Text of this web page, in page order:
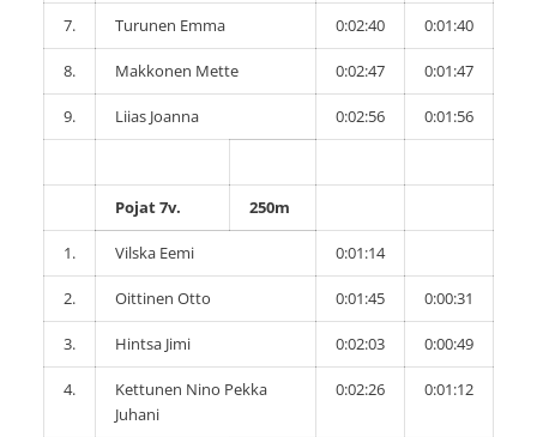
7. Turunen Emma 0:02:40 0:01:40
8. Makkonen Mette 0:02:47 0:01:47
9. Liias Joanna 0:02:56 0:01:56
Pojat 7v. 250m
1. Vilska Eemi 0:01:14
2. Oittinen Otto 0:01:45 0:00:31
3. Hintsa Jimi 0:02:03 0:00:49
4.
Kettunen Nino Pekka
Juhani
0:02:26 0:01:12